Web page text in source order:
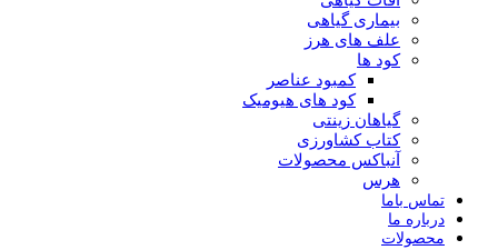
بیماری گیاهی
علف های هرز
کود ها
کمبود عناصر
کود های هیومیک
گیاهان زینتی
کتاب کشاورزی
آنباکس محصولات
هرس
تماس باما
درباره ما
محصولات